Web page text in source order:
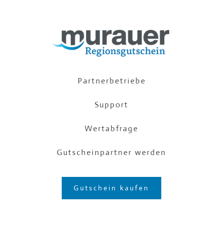
Partnerbetriebe
Support
Wertabfrage
Gutscheinpartner werden
Gutschein kaufen